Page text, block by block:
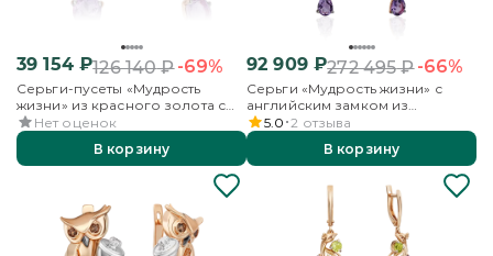
39 154₽126 140₽-69%
Серьги-пусеты «Мудрость
жизни» из красного золота с
аметистом и кварцем дымчатым
Нет оценок
В корзину
92 909₽272 495₽-66%
Серьги «Мудрость жизни» с
английским замком из
комбинированного золота с
аметистом, кварцем дымчатым и
эмалью
5.0 2 отзыва
В корзину